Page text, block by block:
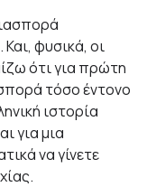
φυσικά, οι
ότι για πρώτη
τόσο έντονο
ιστορία
για μια
να γίνετε